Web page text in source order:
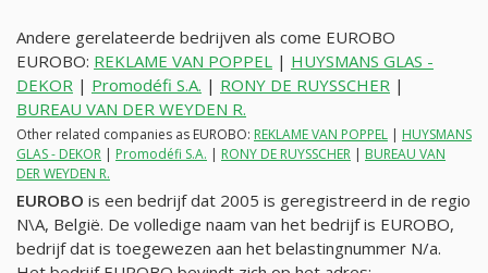
Andere gerelateerde bedrijven als come EUROBO
EUROBO: REKLAME VAN POPPEL | HUYSMANS GLAS -
DEKOR | Promodéfi S.A. | RONY DE RUYSSCHER |
BUREAU VAN DER WEYDEN R.
Other related companies as EUROBO: REKLAME VAN POPPEL | HUYSMANS
GLAS - DEKOR | Promodéfi S.A. | RONY DE RUYSSCHER | BUREAU VAN
DER WEYDEN R.
EUROBO is een bedrijf dat 2005 is geregistreerd in de regio
N\A, België. De volledige naam van het bedrijf is EUROBO,
bedrijf dat is toegewezen aan het belastingnummer N/a.